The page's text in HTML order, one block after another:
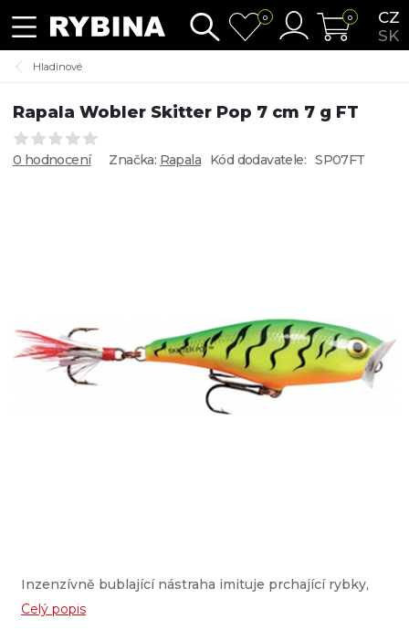
CZ
SK
0 0
Hladinové
Rapala Wobler Skitter Pop 7 cm 7 g FT
0 hodnocení Značka: Rapala Kód dodavatele:SP07FT
Inzenzívně bublající nástraha imituje prchající rybky,
které se zdržují těsně pod hladinou. Nechává za sebou
vzduchové bublinky, velmi dobře pracuje na lovištích,
Celý popis